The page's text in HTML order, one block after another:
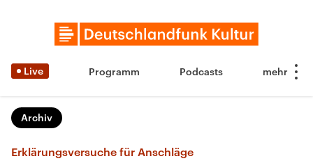
Live Programm Podcasts
Archiv
Erklärungsversuche für Anschläge